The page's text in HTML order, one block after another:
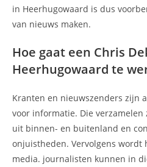
in Heerhugowaard is dus
van nieuws maken.
Hoe gaat een Chris
Heerhugowaard te
Kranten en nieuwszenders zijn
voor informatie. Die
uit binnen- en buitenland en
onjuistheden. Vervolgens
media. journalisten kunnen in